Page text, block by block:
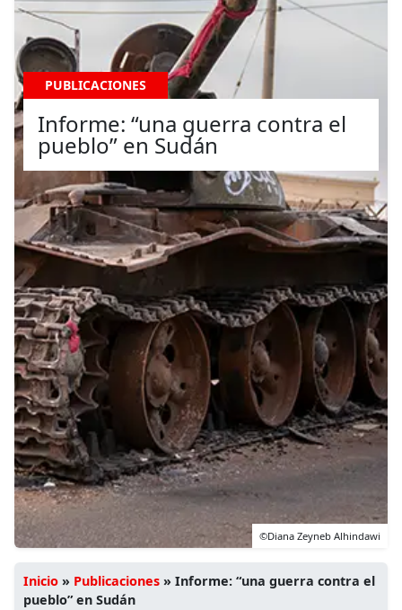
PUBLICACIONES
Informe: “una guerra contra el
pueblo” en Sudán
©Diana Zeyneb Alhindawi
Inicio » Publicaciones » Informe: “una guerra contra el
pueblo” en Sudán